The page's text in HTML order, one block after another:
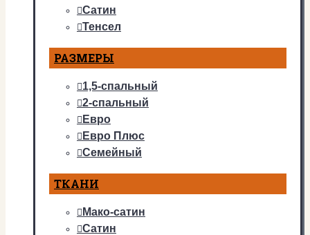
Сатин
Тенсел
РАЗМЕРЫ
1,5-спальный
2-спальный
Евро
Евро Плюс
Семейный
ТКАНИ
Мако-сатин
Сатин